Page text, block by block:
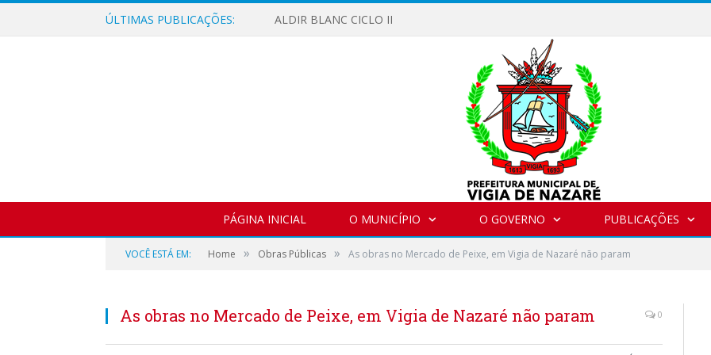
ÚLTIMAS PUBLICAÇÕES: ALDIR BLANC CICLO II
PÁGINA INICIAL O MUNICÍPIO O GOVERNO PUBLICAÇÕES
VOCÊ ESTÁ EM: Home » Obras Públicas » As obras no Mercado de Peixe, em Vigia de Nazaré não param
As obras no Mercado de Peixe, em Vigia de Nazaré não param 0